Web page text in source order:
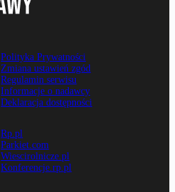
Polityka Prywatności
Zmiana ustawień zgód
Regulamin serwisu
Informacje o nadawcy
Deklaracja dostępności
Rp.pl
Parkiet.com
Wiescirolnicze.pl
Konferencje.rp.pl